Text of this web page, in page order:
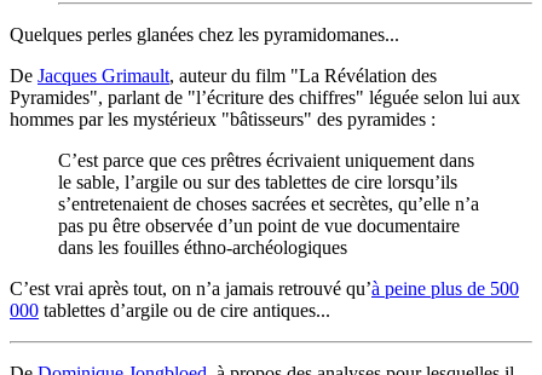
Quelques perles glanées chez les pyramidomanes...
De Jacques Grimault, auteur du film "La Révélation des
Pyramides", parlant de "l’écriture des chiffres" léguée selon lui aux
hommes par les mystérieux "bâtisseurs" des pyramides :
C’est parce que ces prêtres écrivaient uniquement dans
le sable, l’argile ou sur des tablettes de cire lorsqu’ils
s’entretenaient de choses sacrées et secrètes, qu’elle n’a
pas pu être observée d’un point de vue documentaire
dans les fouilles éthno-archéologiques
C’est vrai après tout, on n’a jamais retrouvé qu’à peine plus de 500
000 tablettes d’argile ou de cire antiques...